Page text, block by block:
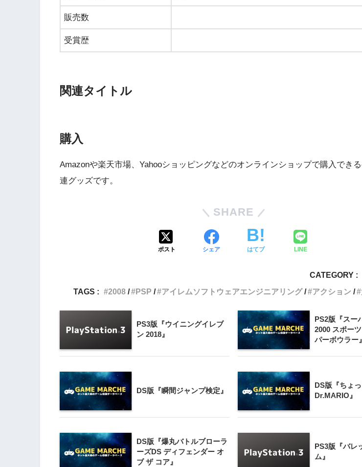
販売数
受賞歴
関連タイトル
購入
Amazonや楽天市場、Yahooショッピングなどのオンラインショップで購入でき
連グッズです。
SHARE
ポスト シェア はてブ LINE
CATEGORY :
TAGS :
2008 PSP アイレムソフトウェアエンジニアリング アクション
PS3版『ウイニングイレブ
ン 2018』
PS2版『スー
2000 スポー
パーボウラー』
DS版『瞬間ジャンプ検定』
DS版『ちょ
Dr.MARIO』
DS版『爆丸バトルブローラ
ーズDS ディフェンダー オ
ブ ザ コア』
PS3版『バレ
ム』
WiiU版『ズンバ・フィットネス・
ワールドパーティ』
ーズ初のオンライン化の挑戦
Wii版『クレイジークライマー
Wii』直感アクションと障害物突破
4
『星のカービィ Wii』
5
Wii版『星のカービィ 20周年スペ
シャルコレクション』
【動画】
ラルディア
3
PS4と
ラスター』
4
Switch版『
闘伝』
5
対戦版）』